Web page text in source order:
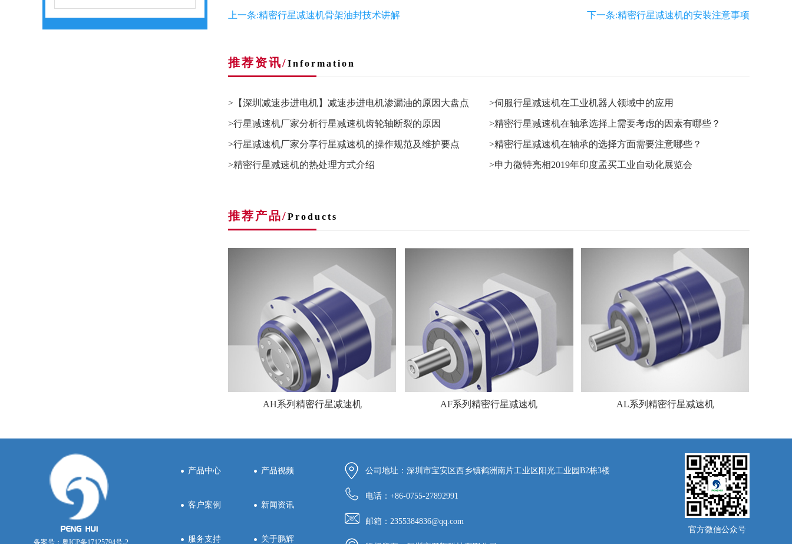
上一条:精密行星减速机骨架油封技术讲解 下一条:精密行星减速机的安装注意事项
推荐资讯/Information
>【深圳减速步进电机】减速步进电机渗漏油的原因大盘点 >伺服行星减速机在工业机器人领域中的应用
>行星减速机厂家分析行星减速机齿轮轴断裂的原因 >精密行星减速机在轴承选择上需要考虑的因素有哪些？
>行星减速机厂家分享行星减速机的操作规范及维护要点 >精密行星减速机在轴承的选择方面需要注意哪些？
>精密行星减速机的热处理方式介绍 >申力微特亮相2019年印度孟买工业自动化展览会
推荐产品/Products
AH系列精密行星减速机 AF系列精密行星减速机 AL系列精密行星减速机
产品中心 产品视频
客户案例 新闻资讯
服务支持 关于鹏辉
公司地址：深圳市宝安区西乡镇鹤洲南片工业区阳光工业园B2栋3楼
电话：+86-0755-27892991
邮箱：2355384836@qq.com
官方微信公众号